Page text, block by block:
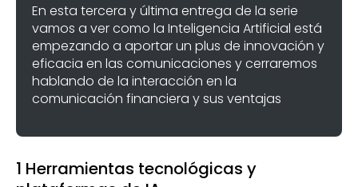
En esta tercera y última entrega de la serie
vamos a ver como la Inteligencia Artificial está
empezando a aportar un plus de innovación y
eficacia en las comunicaciones y cerraremos
hablando de la interacción en la
comunicación financiera y sus ventajas
1 Herramientas tecnológicas y